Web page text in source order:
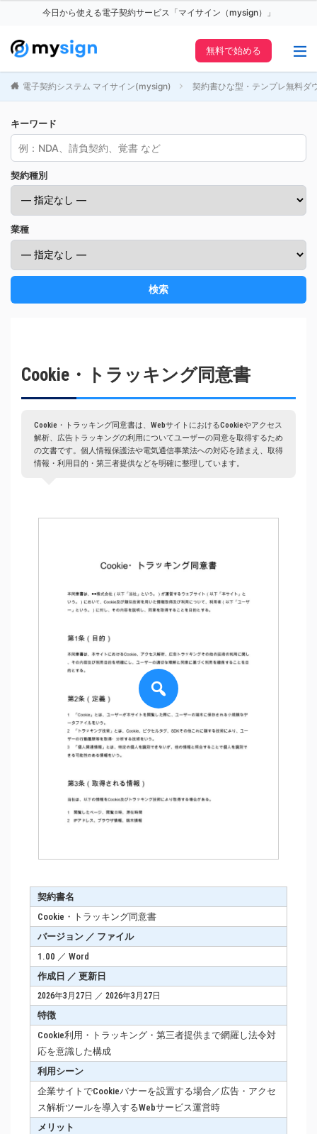
今日から使える電子契約サービス「マイサイン（mysign）」
無料で始める
電子契約システム マイサイン(mysign) 契約書ひな型・テンプレ無料ダ
キーワード
契約種別
業種
検索
Cookie・トラッキング同意書
Cookie・トラッキング同意書は、WebサイトにおけるCookieやアクセス
解析、広告トラッキングの利用についてユーザーの同意を取得するため
の文書です。個人情報保護法や電気通信事業法への対応を踏まえ、取得
情報・利用目的・第三者提供などを明確に整理しています。
契約書名
Cookie・トラッキング同意書
バージョン ／ ファイル
1.00 ／ Word
作成日 ／ 更新日
2026年3月27日 ／ 2026年3月27日
特徴
Cookie利用・トラッキング・第三者提供まで網羅し法令対
応を意識した構成
利用シーン
企業サイトでCookieバナーを設置する場合／広告・アクセ
ス解析ツールを導入するWebサービス運営時
メリット